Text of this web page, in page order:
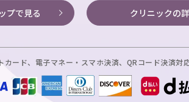
プで見る クリニックの
カード、電子マネー・スマホ決済、 QRコード決済対